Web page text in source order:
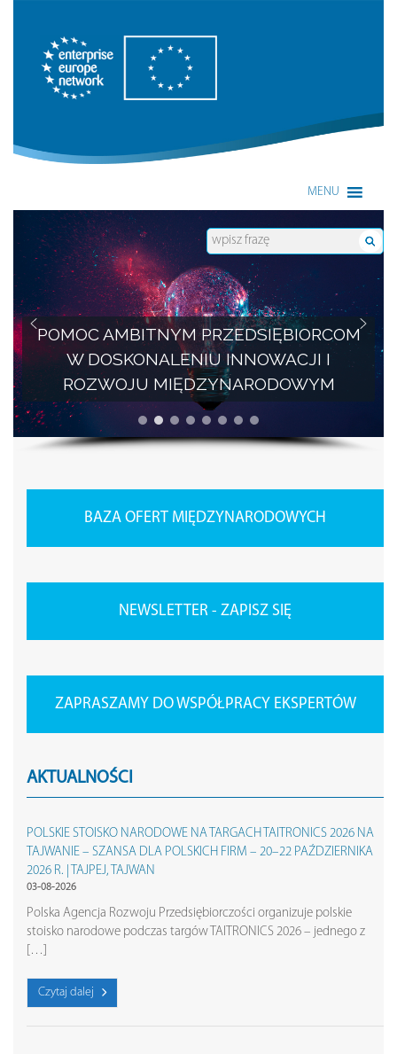
Enterprise Europe Network
MENU
POMOC AMBITNYM PRZEDSIĘBIORCOM
W DOSKONALENIU INNOWACJI I
ROZWOJU MIĘDZYNARODOWYM
BAZA OFERT MIĘDZYNARODOWYCH
NEWSLETTER - ZAPISZ SIĘ
ZAPRASZAMY DO WSPÓŁPRACY EKSPERTÓW
AKTUALNOŚCI
POLSKIE STOISKO NARODOWE NA TARGACH TAITRONICS 2026 NA
TAJWANIE – SZANSA DLA POLSKICH FIRM – 20–22 PAŹDZIERNIKA
2026 R. | TAJPEJ, TAJWAN
03-08-2026
Polska Agencja Rozwoju Przedsiębiorczości organizuje polskie
stoisko narodowe podczas targów TAITRONICS 2026 – jednego z
[…]
Czytaj dalej